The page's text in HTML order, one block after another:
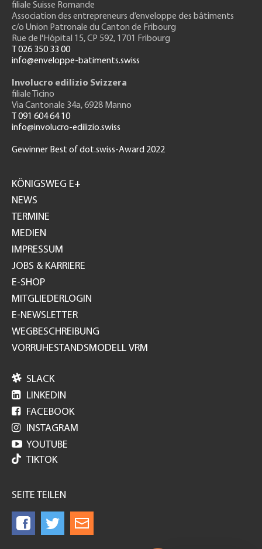
filiale Suisse Romande
Association des entrepreneurs d’enveloppe des bâtiments
c/o Union Patronale du Canton de Fribourg
Rue de l'Hôpital 15, CP 592, 1701 Fribourg
T 026 350 33 00
info@enveloppe-batiments.swiss
Involucro edilizio Svizzera
filiale Ticino
Via Cantonale 34a, 6928 Manno
T 091 604 64 10
info@involucro-edilizio.swiss
Gewinner Best of dot.swiss-Award 2022
GH
KÖNIGSWEG E+
NEWS
TERMINE
MEDIEN
IMPRESSUM
JOBS & KARRIERE
E-SHOP
MITGLIEDERLOGIN
E-NEWSLETTER
WEGBESCHREIBUNG
VORRUHESTANDSMODELL VRM
 SLACK
 LINKEDIN
 FACEBOOK
 INSTAGRAM
 YOUTUBE
TIKTOK
SEITE TEILEN